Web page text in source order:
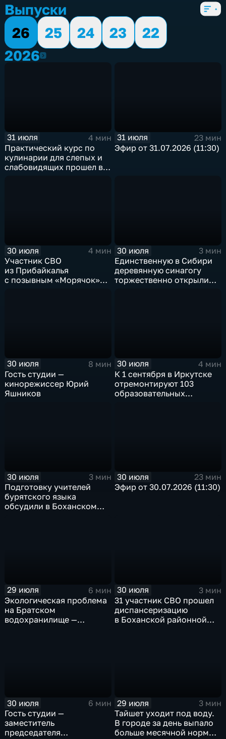
Выпуски
26
25 24 23
22
20262026
31 июля
4 мин
Практический курс по
кулинарии для слепых и
слабовидящих прошел в
31 июля
23 мин
Эфир от 31.07.2026 (11:30)
30 июля
4 мин
Участник СВО
из Прибайкалья
с позывным «Морячок»
30 июля
3 мин
Единственную в Сибири
деревянную синагогу
торжественно открыли
30 июля
8 мин
Гость студии —
кинорежиссер Юрий
Яшников
30 июля
4 мин
К 1 сентября в Иркутске
отремонтируют 103
образовательных
30 июля
3 мин
Подготовку учителей
бурятского языка
обсудили в Боханском
30 июля
23 мин
Эфир от 30.07.2026 (11:30)
29 июля
6 мин
Экологическая проблема
на Братском
водохранилище —
30 июля
3 мин
31 участник СВО прошел
диспансеризацию
в Боханской районной
30 июля
6 мин
Гость студии —
заместитель
председателя
29 июля
3 мин
Тайшет уходит под воду.
В городе за день выпало
больше месячной нормы